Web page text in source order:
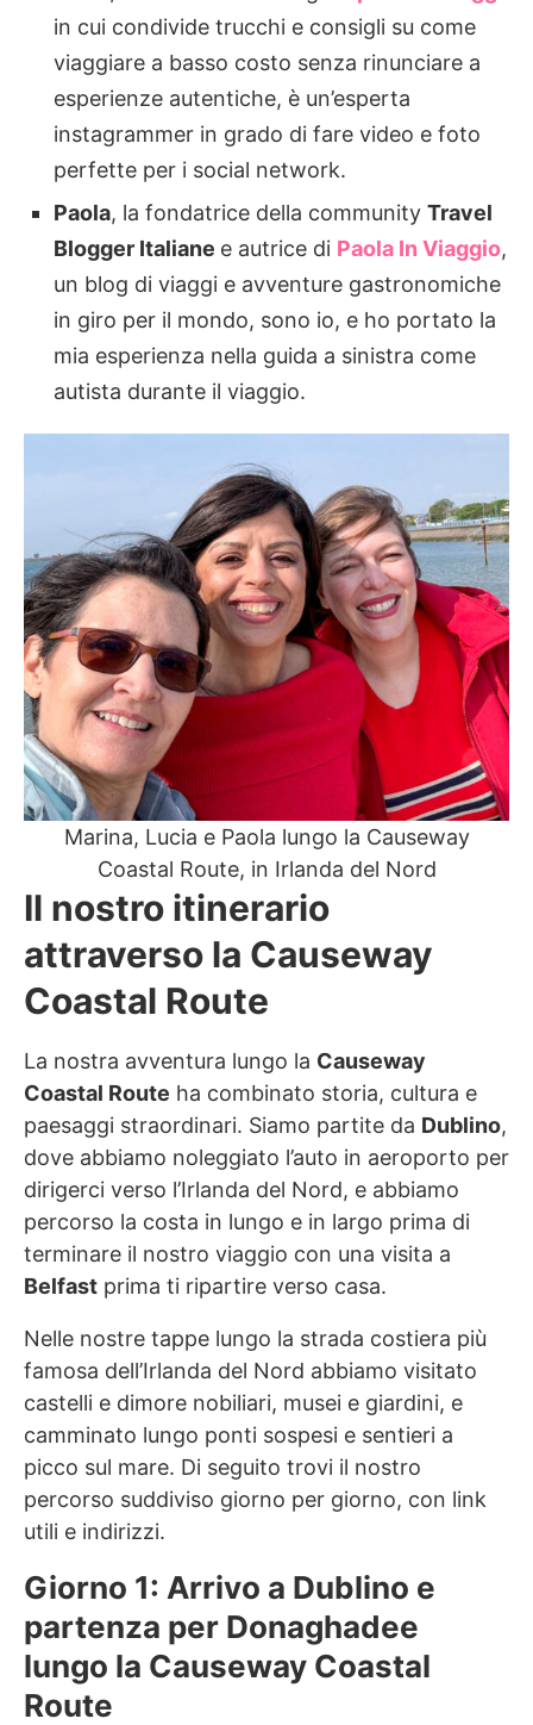
in cui condivide trucchi e consigli su come
viaggiare a basso costo senza rinunciare a
esperienze autentiche, è un’esperta
instagrammer in grado di fare video e foto
perfette per i social network.
Paola, la fondatrice della community Travel
Blogger Italiane e autrice di Paola In Viaggio,
un blog di viaggi e avventure gastronomiche
in giro per il mondo, sono io, e ho portato la
mia esperienza nella guida a sinistra come
autista durante il viaggio.
Marina, Lucia e Paola lungo la Causeway
Coastal Route, in Irlanda del Nord
Il nostro itinerario
attraverso la Causeway
Coastal Route
La nostra avventura lungo la Causeway
Coastal Route ha combinato storia, cultura e
paesaggi straordinari. Siamo partite da Dublino,
dove abbiamo noleggiato l’auto in aeroporto per
dirigerci verso l’Irlanda del Nord, e abbiamo
percorso la costa in lungo e in largo prima di
terminare il nostro viaggio con una visita a
Belfast prima ti ripartire verso casa.
Nelle nostre tappe lungo la strada costiera più
famosa dell’Irlanda del Nord abbiamo visitato
castelli e dimore nobiliari, musei e giardini, e
camminato lungo ponti sospesi e sentieri a
picco sul mare. Di seguito trovi il nostro
percorso suddiviso giorno per giorno, con link
utili e indirizzi.
Giorno 1: Arrivo a Dublino e
partenza per Donaghadee
lungo la Causeway Coastal
Route